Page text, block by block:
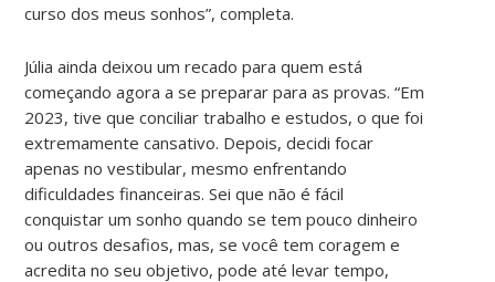
curso dos meus sonhos”, completa.
Júlia ainda deixou um recado para quem está
começando agora a se preparar para as provas. “Em
2023, tive que conciliar trabalho e estudos, o que foi
extremamente cansativo. Depois, decidi focar
apenas no vestibular, mesmo enfrentando
dificuldades financeiras. Sei que não é fácil
conquistar um sonho quando se tem pouco dinheiro
ou outros desafios, mas, se você tem coragem e
acredita no seu objetivo, pode até levar tempo,